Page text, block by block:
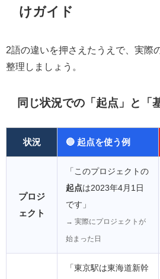
けガイド
2語の違いを押さえたうえで、実際
整理しましょう。
同じ状況での「起点」と「
状況 🔵 起点を使う例
プロジ
ェクト
「このプロジェクトの
起点は2023年4月1日
です」
→ 実際にプロジェクトが
始まった日
「東京駅は東海道新幹